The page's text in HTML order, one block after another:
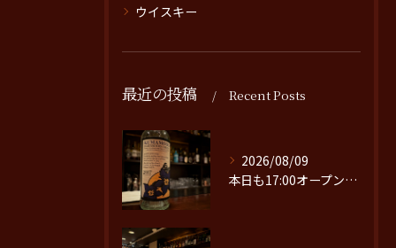
ウイスキー
最近の投稿 Recent Posts
2026/08/09
本日も17:00オープンです。